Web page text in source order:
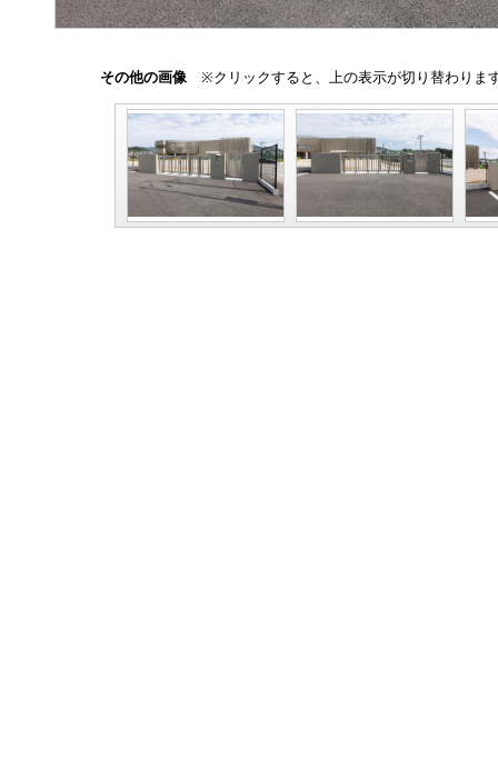
その他の画像 ※クリックすると、上の表示が切り替わりま